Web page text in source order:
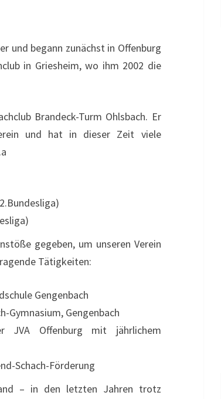
und begann zunächst in Offenburg
in Griesheim, wo ihm 2002 die
Brandeck-Turm Ohlsbach. Er
und hat in dieser Zeit viele
gegeben, um unseren Verein
Tätigkeiten:
Gengenbach
Gymnasium, Gengenbach
JVA Offenburg mit jährlichem
Schach-Förderung
– in den letzten Jahren trotz